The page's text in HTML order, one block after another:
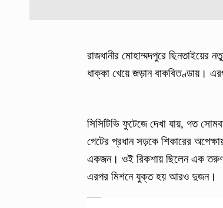
রাজধানীর মোহাম্মদপুরে ছিনতাইয়ের
ধাক্কা খেয়ে জড়ান বাকবিতণ্ডায়।
সিসিটিভি ফুটেজে দেখা যায়, গত
গেটের প্রধান সড়কে শিকারের
একজন। ওই রিকশায় ছিলেন এক
এরপর মিশনে যুক্ত হয় আরও দুজন।